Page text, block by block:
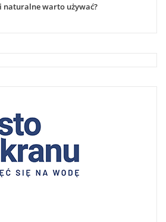
naturalne warto używać?